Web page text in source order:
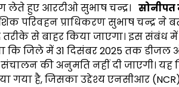
लेते हुए आरटीओ सुभाष चन्द्र। सोनीपत
परिवहन प्राधिकरण सुभाष चन्द्र ने
तरीके से बाहर किया जाएगा। इस
जिले में 31 दिसंबर 2025 तक डीजल
की अनुमति नहीं दी जाएगी।
है, जिसका उद्देश्य एनसीआर (NCR)